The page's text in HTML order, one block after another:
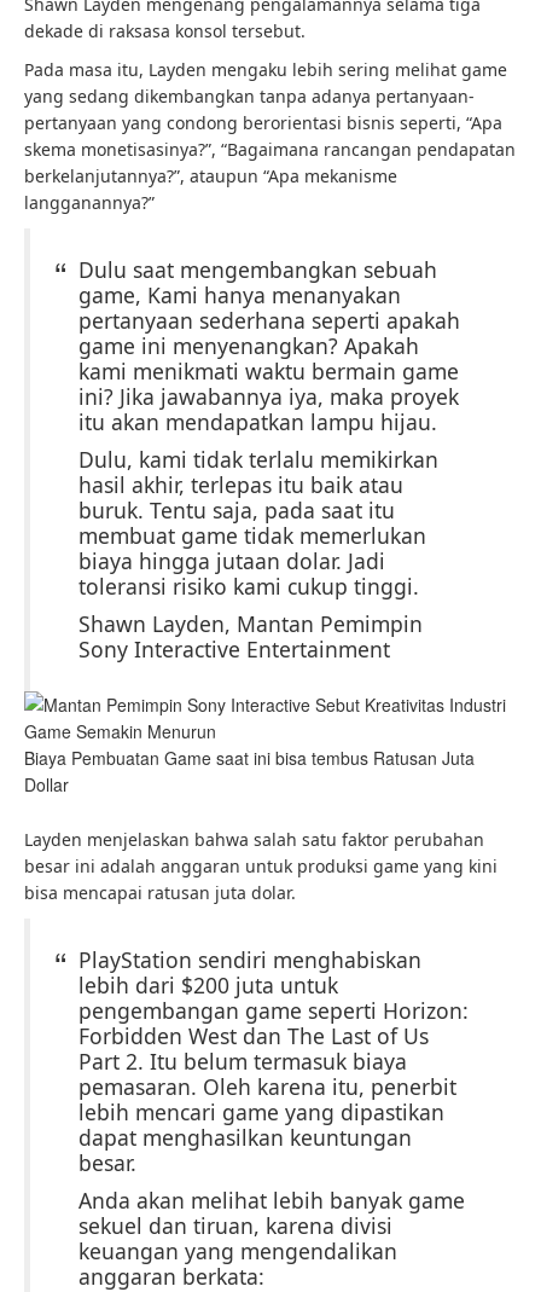
dekade di raksasa konsol tersebut.
Pada masa itu, Layden mengaku lebih sering melihat game
yang sedang dikembangkan tanpa adanya pertanyaan-
pertanyaan yang condong berorientasi bisnis seperti, “Apa
skema monetisasinya?”, “Bagaimana rancangan pendapatan
berkelanjutannya?”, ataupun “Apa mekanisme
langganannya?”
Dulu saat mengembangkan sebuah
game, Kami hanya menanyakan
pertanyaan sederhana seperti apakah
game ini menyenangkan? Apakah
kami menikmati waktu bermain game
ini? Jika jawabannya iya, maka proyek
itu akan mendapatkan lampu hijau.
Dulu, kami tidak terlalu memikirkan
hasil akhir, terlepas itu baik atau
buruk. Tentu saja, pada saat itu
membuat game tidak memerlukan
biaya hingga jutaan dolar. Jadi
toleransi risiko kami cukup tinggi.
Shawn Layden, Mantan Pemimpin
Sony Interactive Entertainment
Biaya Pembuatan Game saat ini bisa tembus Ratusan Juta
Dollar
Layden menjelaskan bahwa salah satu faktor perubahan
besar ini adalah anggaran untuk produksi game yang kini
bisa mencapai ratusan juta dolar.
PlayStation sendiri menghabiskan
lebih dari $200 juta untuk
pengembangan game seperti Horizon:
Forbidden West dan The Last of Us
Part 2. Itu belum termasuk biaya
pemasaran. Oleh karena itu, penerbit
lebih mencari game yang dipastikan
dapat menghasilkan keuntungan
besar.
Anda akan melihat lebih banyak game
sekuel dan tiruan, karena divisi
keuangan yang mengendalikan
anggaran berkata: